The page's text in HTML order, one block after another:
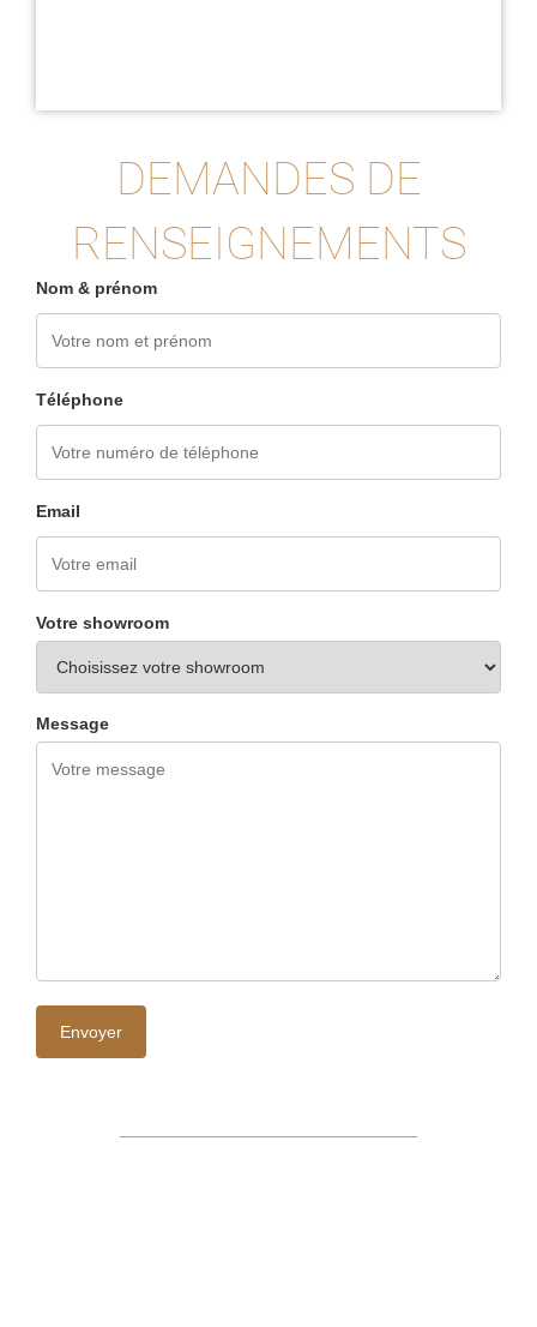
DEMANDES DE
RENSEIGNEMENTS
Nom & prénom
Téléphone
Email
Votre showroom
Message